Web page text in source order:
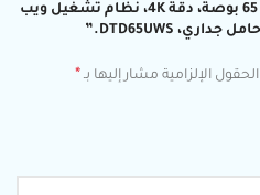
كن أول من يقيم “دانسات شاشة 65 بوصة، دقة 4K، نظام تشغيل ويب
الحقول الإلزامية مشار إليها بـ *